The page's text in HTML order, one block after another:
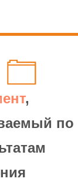
,
по